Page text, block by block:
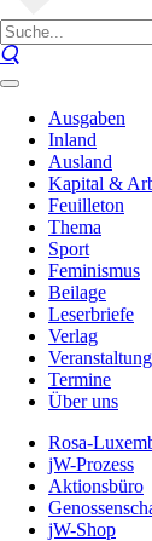
Ausgaben
Inland
Ausland
Kapital &
Feuilleton
Thema
Sport
Feminismus
Beilage
Leserbriefe
Verlag
Termine
Über uns
Rosa-
jW-Prozess
Aktionsbüro
jW-Shop